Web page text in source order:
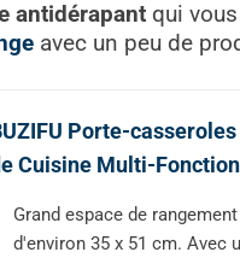
antidérapant qui
avec un peu de
Porte-
Cuisine Multi-
Grand espace de
d'environ 35 x 51 cm. Avec